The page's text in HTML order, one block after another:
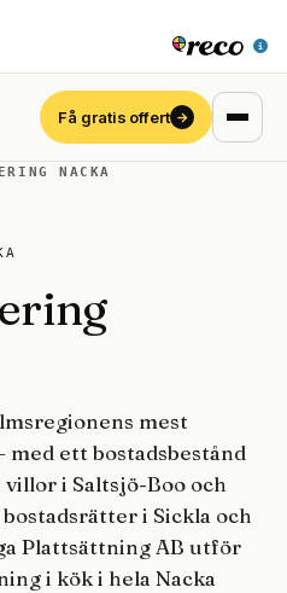
Få gratis offert →
NACKA
mest
ett bostadsbestånd
i Saltsjö-Boo och
i Sickla och
Plattsättning AB utför
i kök i hela Nacka